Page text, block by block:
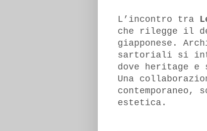
L’incontro tra
che rilegge il
giapponese.
sartoriali si
dove heritage e
Una
estetica.